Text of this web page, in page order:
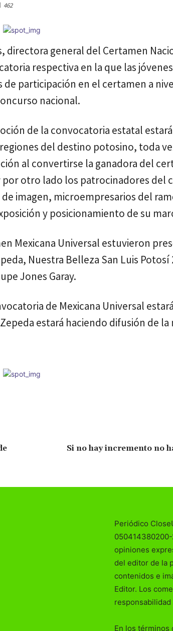
462
directora general del Certamen
respectiva en la que las
participación en el certamen a
nacional.
de la convocatoria estatal
del destino potosino, toda
al convertirse la ganadora del
otro lado los patrocinadores del
imagen, microempresarios del
y posicionamiento de su
Mexicana Universal estuvieron
Nuestra Belleza San Luis Potosí
Jones Garay.
de Mexicana Universal
estará haciendo difusión de la
Si no hay incremento no
Periódico
opiniones
del editor de la
contenidos e
Editor. Los
En los términos